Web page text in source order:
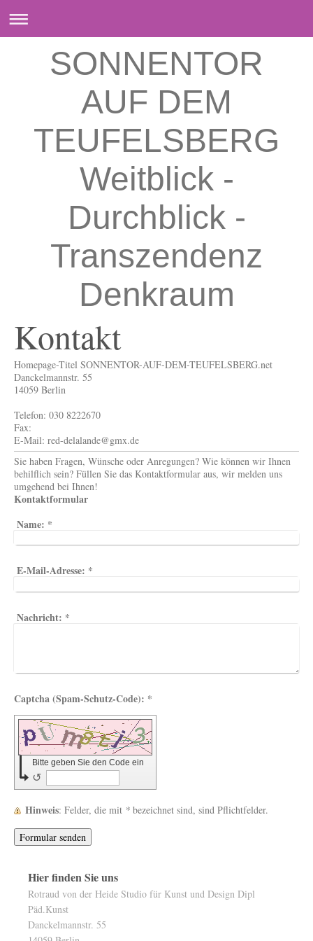
SONNENTOR
AUF DEM
TEUFELSBERG
Weitblick -
Durchblick -
Transzendenz
Denkraum
Kontakt
Homepage-Titel SONNENTOR-AUF-DEM-TEUFELSBERG.net
Danckelmannstr. 55
14059 Berlin
Telefon: 030 8222670
Fax:
E-Mail: red-delalande@gmx.de
Sie haben Fragen, Wünsche oder Anregungen? Wie können wir Ihnen
behilflich sein? Füllen Sie das Kontaktformular aus, wir melden uns
umgehend bei Ihnen!
Kontaktformular
Name: *
E-Mail-Adresse: *
Nachricht: *
Captcha (Spam-Schutz-Code): *
Bitte geben Sie den Code ein
↺
Hinweis : Felder, die mit * bezeichnet sind, sind Pflichtfelder.
Hier finden Sie uns
Rotraud von der Heide Studio für Kunst und Design Dipl
Päd.Kunst
Danckelmannstr. 55